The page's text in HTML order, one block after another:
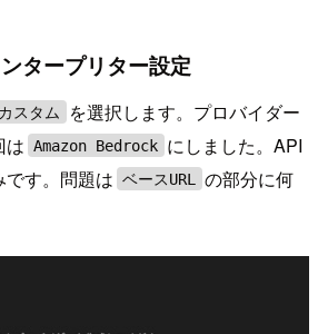
タープリター設定
カスタム
を選択します。プロバイダー
は Amazon Bedrock にしました。API
す。問題は ベースURL
の部分に何